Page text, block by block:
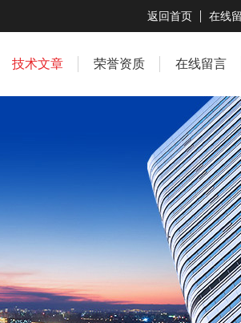
返回首页 在线
技术文章 荣誉资质 在线留言